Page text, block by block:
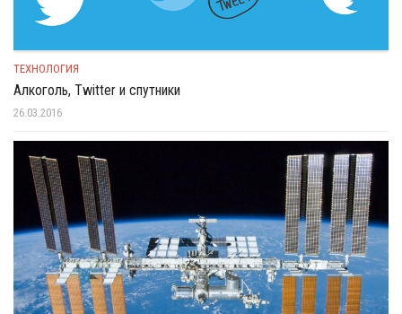
ТЕХНОЛОГИЯ
Алкоголь, Twitter и спутники
26.03.2016